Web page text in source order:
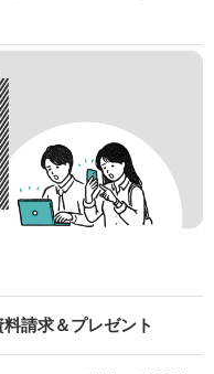
請求＆プレゼント